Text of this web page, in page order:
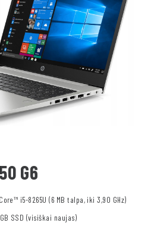
G6
Core™ i5-8265U (6 MB talpa, iki 3,90 GHz)
GB SSD (visiškai naujas)